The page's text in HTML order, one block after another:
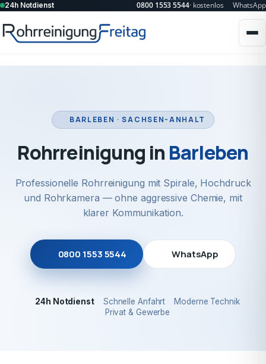
24h Notdienst 0800 1553 5544· kostenlos WhatsApp
BARLEBEN · SACHSEN-ANHALT
Rohrreinigung in Barleben
Professionelle Rohrreinigung mit Spirale, Hochdruck
und Rohrkamera — ohne aggressive Chemie, mit
klarer Kommunikation.
0800 1553 5544 WhatsApp
24h Notdienst Schnelle Anfahrt
Moderne Technik
Privat & Gewerbe